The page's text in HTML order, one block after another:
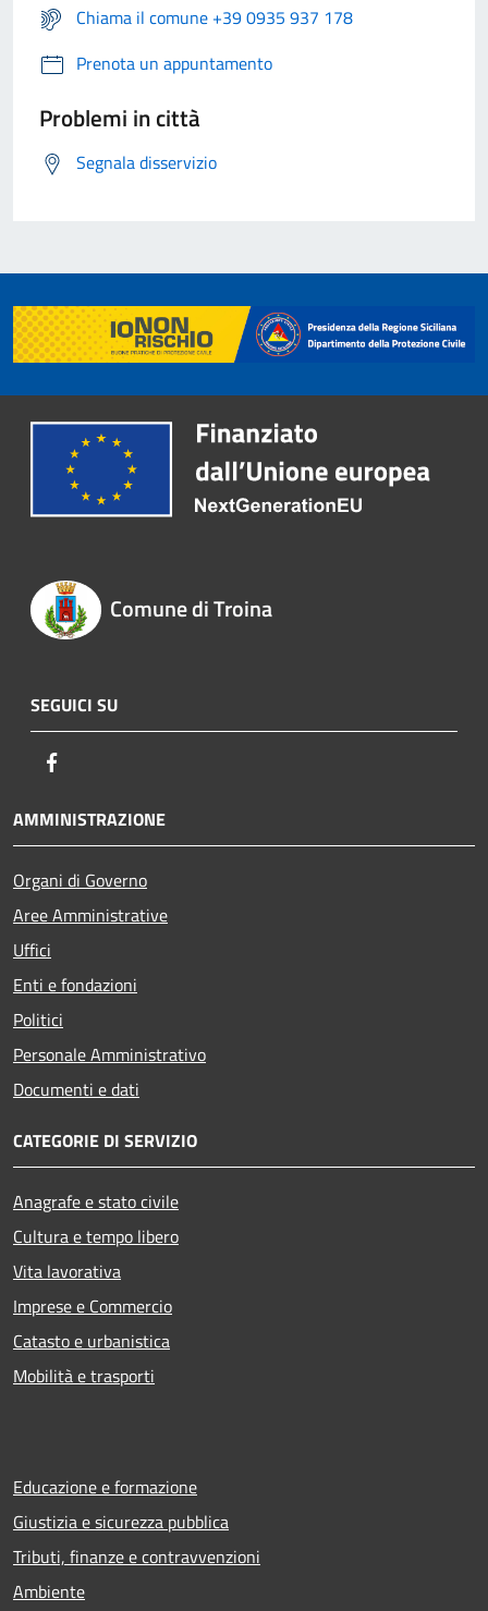
Chiama il comune +39 0935 937 178
Prenota un appuntamento
Problemi in città
Segnala disservizio
Comune di Troina
SEGUICI SU
AMMINISTRAZIONE
Organi di Governo
Aree Amministrative
Uffici
Enti e fondazioni
Politici
Personale Amministrativo
Documenti e dati
CATEGORIE DI SERVIZIO
Anagrafe e stato civile
Cultura e tempo libero
Vita lavorativa
Imprese e Commercio
Catasto e urbanistica
Mobilità e trasporti
Educazione e formazione
Giustizia e sicurezza pubblica
Tributi, finanze e contravvenzioni
Ambiente